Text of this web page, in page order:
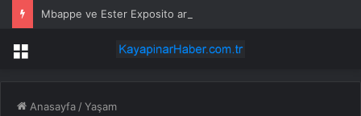
Menü
Anasayfa /Yaşam